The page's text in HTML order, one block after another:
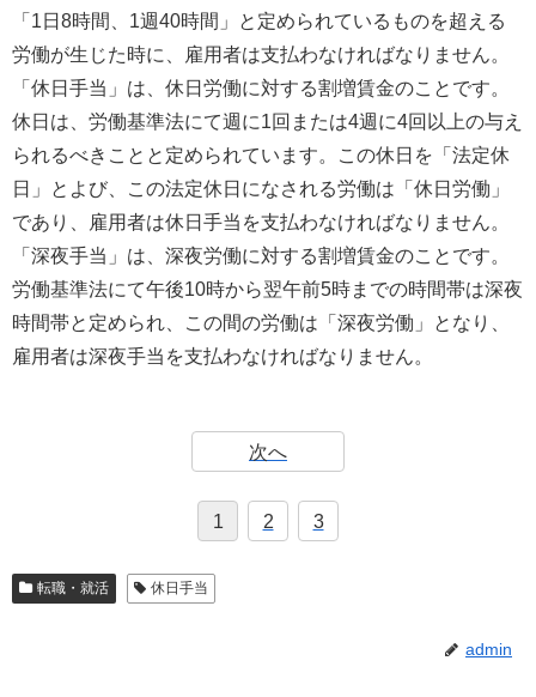
「1日8時間、1週40時間」と定められているものを超える
労働が生じた時に、雇用者は支払わなければなりません。
「休日手当」は、休日労働に対する割増賃金のことです。
休日は、労働基準法にて週に1回または4週に4回以上の与え
られるべきことと定められています。この休日を「法定休
日」とよび、この法定休日になされる労働は「休日労働」
であり、雇用者は休日手当を支払わなければなりません。
「深夜手当」は、深夜労働に対する割増賃金のことです。
労働基準法にて午後10時から翌午前5時までの時間帯は深夜
時間帯と定められ、この間の労働は「深夜労働」となり、
雇用者は深夜手当を支払わなければなりません。
次へ
1 2 3
転職・就活 休日手当
admin